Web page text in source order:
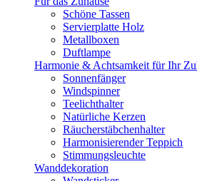
Schöne Tassen
Servierplatte Holz
Metallboxen
Duftlampe
Harmonie & Achtsamkeit für Ihr
Sonnenfänger
Windspinner
Teelichthalter
Natürliche Kerzen
Räucherstäbchenhalter
Harmonisierender Teppich
Stimmungsleuchte
Wanddekoration